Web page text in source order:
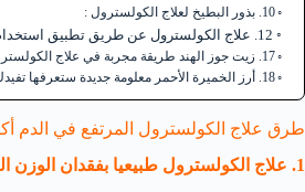
10. بذور البطيخ لعلاج الكولسترول :
12. علاج الكولسترول عن طريق تطبيق استخدام الثوم اليومي :
17. زيت جوز الهند طريقة مجربة في علاج الكولسترول :
18. أرز الخميرة الأحمر معلومة جديدة ستعرفها تفيدك في علاج الكولسترول :
طرق علاج الكولسترول المرتفع في الدم
1. علاج الكولسترول طبيعيا بفقدان الوزن